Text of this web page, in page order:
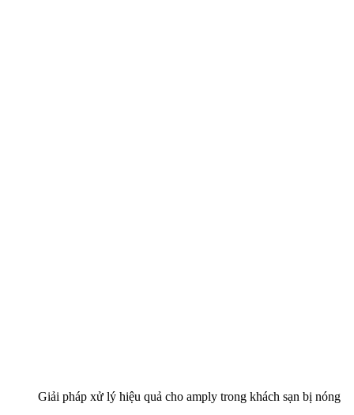
Giải pháp xử lý hiệu quả cho amply trong khách sạn bị nóng